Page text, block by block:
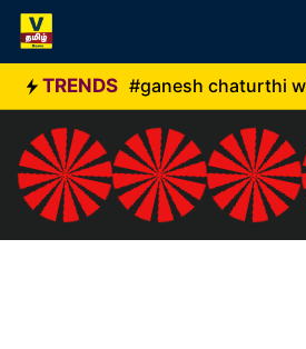
Skip
content
TRENDS #ganesh chaturthi